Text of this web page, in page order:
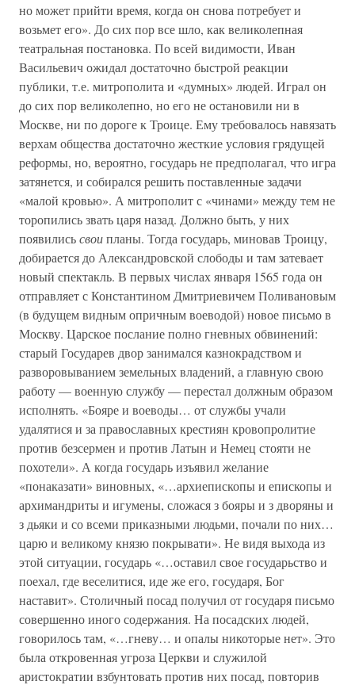
но может прийти время, когда он снова потребует и
возьмет его». До сих пор все шло, как великолепная
театральная постановка. По всей видимости, Иван
Васильевич ожидал достаточно быстрой реакции
публики, т.е. митрополита и «думных» людей. Играл он
до сих пор великолепно, но его не остановили ни в
Москве, ни по дороге к Троице. Ему требовалось навязать
верхам общества достаточно жесткие условия грядущей
реформы, но, вероятно, государь не предполагал, что игра
затянется, и собирался решить поставленные задачи
«малой кровью». А митрополит с «чинами» между тем не
торопились звать царя назад. Должно быть, у них
появилисьсвоипланы. Тогда государь, миновав Троицу,
добирается до Александровской слободы и там затевает
новый спектакль. В первых числах января 1565 года он
отправляет с Константином Дмитриевичем Поливановым
(в будущем видным опричным воеводой) новое письмо в
Москву. Царское послание полно гневных обвинений:
старый Государев двор занимался казнокрадством и
разворовыванием земельных владений, а главную свою
работу — военную службу — перестал должным образом
исполнять. «Бояре и воеводы… от службы учали
удалятися и за православных крестиян кровопролитие
против безсермен и против Латын и Немец стояти не
похотели». А когда государь изъявил желание
«понаказати» виновных, «…архиепископы и епископы и
архимандриты и игумены, сложася з бояры и з дворяны и
з дьяки и со всеми приказными людьми, почали по них…
царю и великому князю покрывати». Не видя выхода из
этой ситуации, государь «…оставил свое государьство и
поехал, где веселитися, иде же его, государя, Бог
наставит». Столичный посад получил от государя письмо
совершенно иного содержания. На посадских людей,
говорилось там, «…гневу… и опалы никоторые нет». Это
была откровенная угроза Церкви и служилой
аристократии взбунтовать против них посад, повторив